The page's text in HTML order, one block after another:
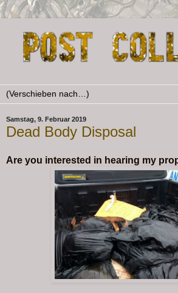
Samstag, 9. Februar 2019
Dead Body Disposal
Are you interested in hearing my